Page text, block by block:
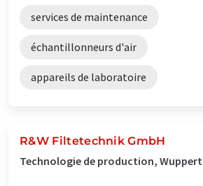
services de maintenance
échantillonneurs d'air
appareils de laboratoire
R&W Filtetechnik GmbH
Technologie de production,